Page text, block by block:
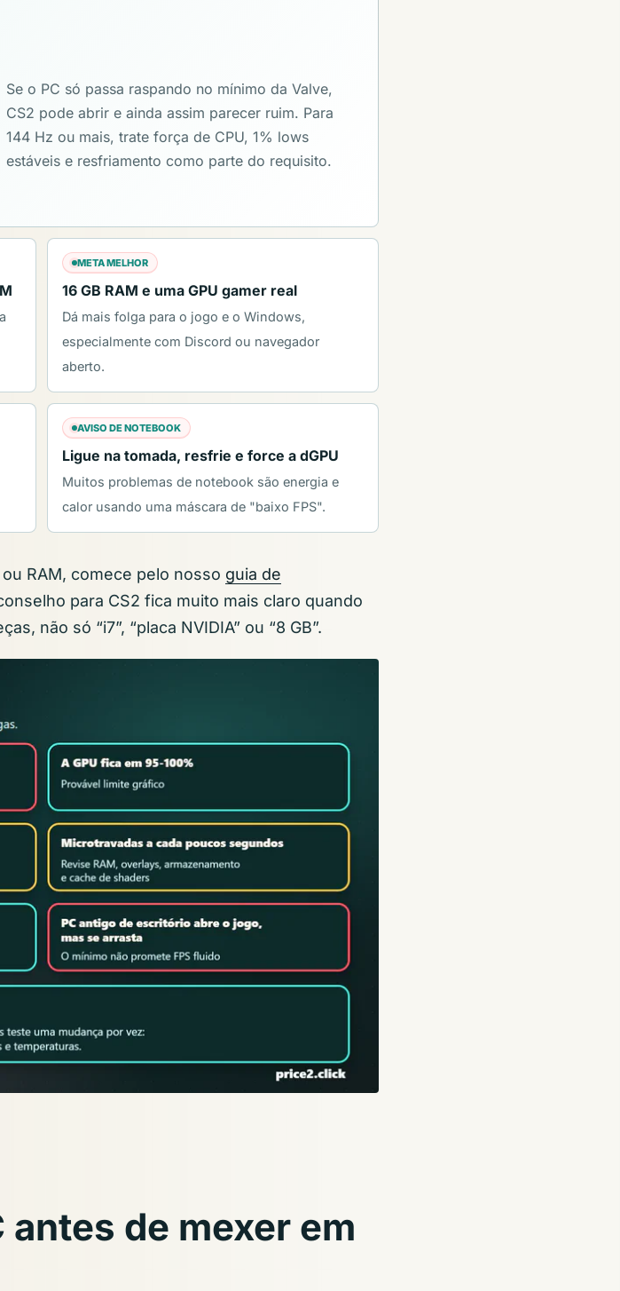
Se o PC só passa raspando no mínimo da Valve,
CS2 pode abrir e ainda assim parecer ruim. Para
144 Hz ou mais, trate força de CPU, 1% lows
estáveis e resfriamento como parte do requisito.
META MELHOR
16 GB RAM e uma GPU gamer real
Dá mais folga para o jogo e o Windows,
especialmente com Discord ou navegador
aberto.
AVISO DE NOTEBOOK
Ligue na tomada, resfrie e force a dGPU
Muitos problemas de notebook são energia e
calor usando uma máscara de "baixo FPS".
RAM, comece pelo nosso guia de
para CS2 fica muito mais claro quando
não só “i7”, “placa NVIDIA” ou “8 GB”.
de mexer em